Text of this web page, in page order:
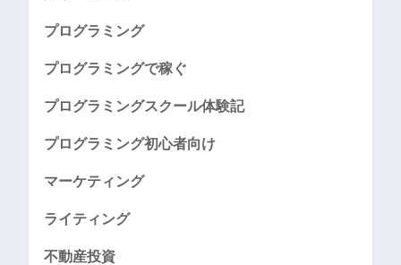
プログラミング
プログラミングで稼ぐ
プログラミングスクール体験記
プログラミング初心者向け
マーケティング
ライティング
不動産投資